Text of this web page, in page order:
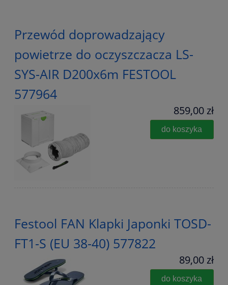
Przewód doprowadzający
powietrze do oczyszczacza LS-
SYS-AIR D200x6m FESTOOL
577964
859,00 zł
do koszyka
Festool FAN Klapki Japonki TOSD-
FT1-S (EU 38-40) 577822
89,00 zł
do koszyka